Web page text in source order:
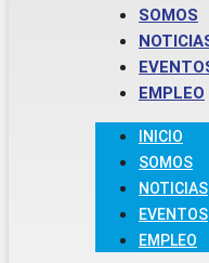
SOMOS
EMPLEO
INICIO
SOMOS
NOTICIAS
EVENTOS
EMPLEO